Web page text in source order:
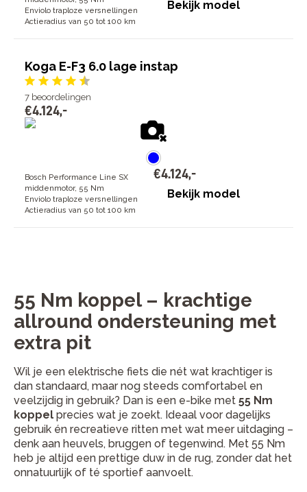
Enviolo traploze versnellingen
Actieradius van 50 tot 100 km
Bekijk model
Koga E-F3 6.0 lage instap
7 beoordelingen
€4.124,-
Bosch Performance Line SX
middenmotor, 55 Nm
Enviolo traploze versnellingen
Actieradius van 50 tot 100 km
€4.124,-
Bekijk model
55 Nm koppel – krachtige
allround ondersteuning met
extra pit
Wil je een elektrische fiets die nét wat krachtiger is
dan standaard, maar nog steeds comfortabel en
veelzijdig in gebruik? Dan is een e-bike met 55 Nm
koppel precies wat je zoekt. Ideaal voor dagelijks
gebruik én recreatieve ritten met wat meer uitdaging –
denk aan heuvels, bruggen of tegenwind. Met 55 Nm
heb je altijd een prettige duw in de rug, zonder dat het
onnatuurlijk of té sportief aanvoelt.